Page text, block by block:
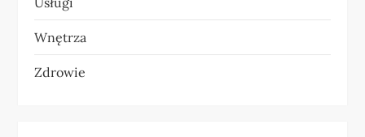
Wnętrza
Zdrowie